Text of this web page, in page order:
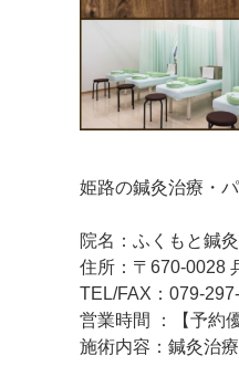
姫路の鍼灸治療・
院名：ふくもと鍼
住所：〒670-0028
TEL/FAX：079-
営業時間 ：【予約
施術内容：鍼灸治